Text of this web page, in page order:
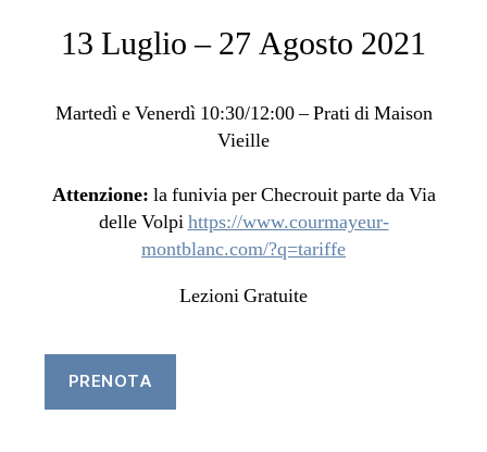
13 Luglio – 27 Agosto 2021
Martedì e Venerdì 10:30/12:00 – Prati di Maison
Vieille
Attenzione: la funivia per Checrouit parte da Via
delle Volpihttps://www.courmayeur-
montblanc.com/?q=tariffe
Lezioni Gratuite
PRENOTA